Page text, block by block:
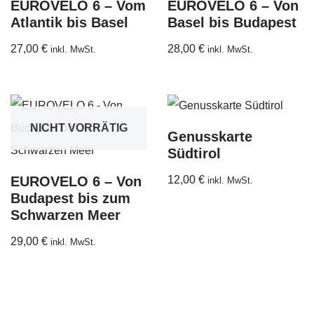
EUROVELO 6 – Vom
Atlantik bis Basel
27,00 € inkl. MwSt.
EUROVELO 6 – Von
Basel bis Budapest
28,00 € inkl. MwSt.
NICHT VORRÄTIG
EUROVELO 6 – Von
Budapest bis zum
Schwarzen Meer
29,00 € inkl. MwSt.
Genusskarte
Südtirol
12,00 € inkl. MwSt.